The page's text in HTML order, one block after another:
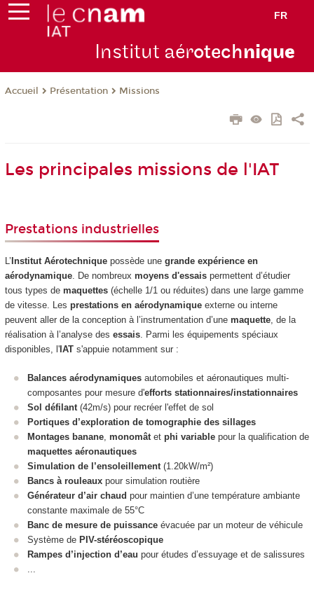
FR
Institut aérotechnique
Accueil Présentation Missions
Les principales missions de l'IAT
Prestations industrielles
L’ Institut Aérotechniquepossède une grande expérience en
aérodynamique. De nombreux moyens d'essaispermettent d’étudier
tous types demaquettes(échelle 1/1 ou réduites) dans une large gamme
de vitesse. Les prestations en aérodynamiqueexterne ou interne
peuvent aller de la conception à l’instrumentation d’une maquette, de la
réalisation à l’analyse des essais. Parmi les équipements spéciaux
disponibles, l'IAT s'appuie notamment sur :
Balances aérodynamiques automobiles et aéronautiques multi-
composantes pour mesure d'efforts stationnaires/instationnaires
Sol défilant (42m/s) pour recréer l'effet de sol
Portiques d’exploration de tomographie des sillages
Montages banane monomât et phi variable pour la qualification de
maquettes aéronautiques
Simulation de l’ensoleillement (1.20kW/m²)
Bancs à rouleaux pour simulation routière
Générateur d’air chaud pour maintien d’une température ambiante
constante maximale de 55°C
Banc de mesure de puissance évacuée par un moteur de véhicule
Système de PIV-stéréoscopique
Rampes d’injection d’eau pour études d’essuyage et de salissures